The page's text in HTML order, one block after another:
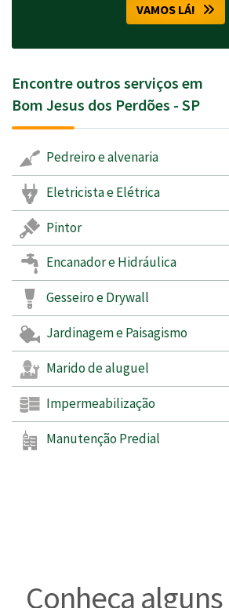
VAMOS LÁ!
Encontre outros serviços em
Bom Jesus dos Perdões - SP
Pedreiro e alvenaria
Eletricista e Elétrica
Pintor
Encanador e Hidráulica
Gesseiro e Drywall
Jardinagem e Paisagismo
Marido de aluguel
Impermeabilização
Manutenção Predial
Conheça alguns